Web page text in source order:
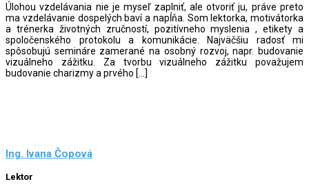
Úlohou vzdelávania nie je myseľ zaplniť, ale otvoriť ju, práve preto
ma vzdelávanie dospelých baví a napĺňa. Som lektorka, motivátorka
a trénerka životných zručností, pozitívneho myslenia , etikety a
spoločenského protokolu a komunikácie. Najväčšiu radosť mi
spôsobujú semináre zamerané na osobný rozvoj, napr. budovanie
vizuálneho zážitku. Za tvorbu vizuálneho zážitku považujem
budovanie charizmy a prvého […]
Ing. Ivana Čopová
Lektor